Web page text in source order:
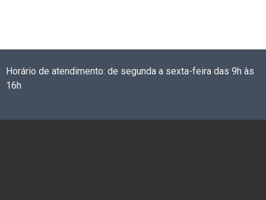
Horário de atendimento: de segunda a sexta-feira das 9h às
16h